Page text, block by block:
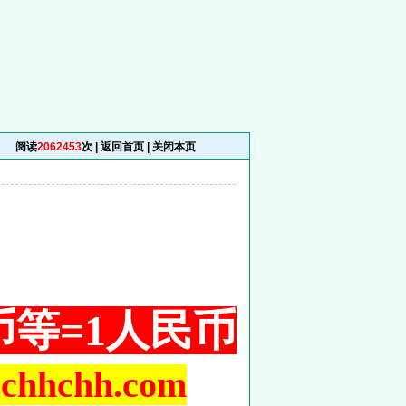
阅读2062453次 | 返回首页 关闭本页
等=1人民币